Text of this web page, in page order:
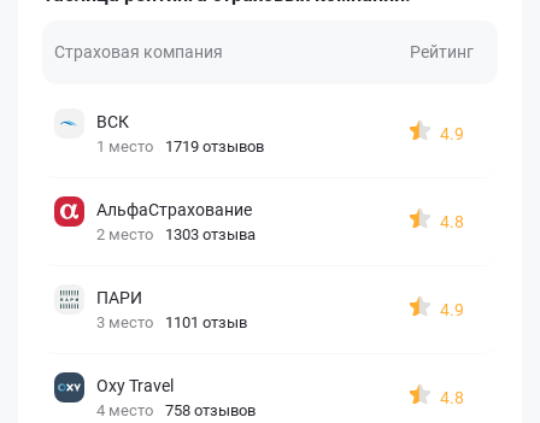
Страховая компания Рейтинг
ВСК
1 место 1719 отзывов
4.9
АльфаСтрахование
2 место 1303 отзыва
4.8
ПАРИ
3 место 1101 отзыв
4.9
Oxy Travel
4 место 758 отзывов
4.8